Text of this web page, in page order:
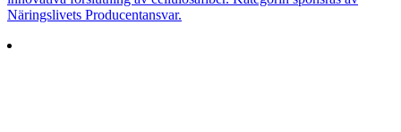
Näringslivets Producentansvar.